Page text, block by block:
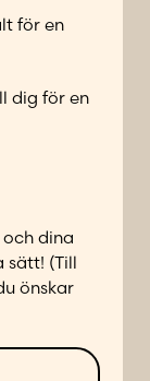
för en
dig för en
dina
sätt! (Till
önskar